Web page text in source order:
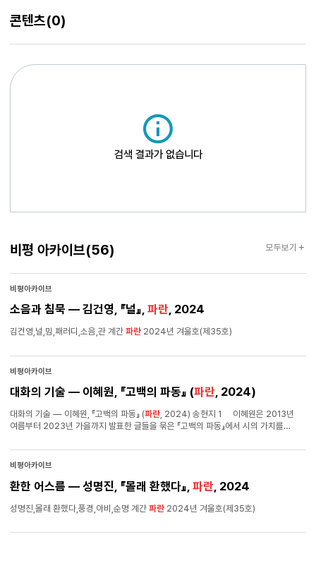
계시는 거냐구요. 가셔야 될 길이 바로 여기에 있지 않습니까?" 정현수는 그런 말을
하면서 컴퓨터 모니터를 가리켰다. 그의 손가락 끝엔 커다랗게 '글틴' 이라는 홈페이지
메인 로고가 있었다. 나는 순간 마음속에 뭔가 울컥하고 치솟아 오르는 기분에 몸을
기분이였다. "진명훈님, 도움이 필요하시면 언제든지 찾아오세요.
콘텐츠(0)
검색 결과가 없습니다
비평 아카이브(56)
비평아카이브
소음과 침묵 ― 김건영, 『널』, 파란, 2024
김건영,널,밈,패러디,소음,관 계간 파란 2024년 겨울호(제35호)
비평아카이브
대화의 기술 — 이혜원, 『고백의 파동』 (파란, 2024)
대화의 기술 — 이혜원, 『고백의 파동』 (파란 , 2024) 송현지 1 이혜원은 2013년
여름부터 2023년 가을까지 발표한 글들을 묶은 『고백의 파동』에서 시의 가치를
대화술은 물질과의 전면적 대화가 필요한 현재의 시점에서 주목해 보아야 할 특별한
기술이다”(7)1). 코로나19를 지나며 물질의 생기를 실감하게 된 지금, 물질의 언어에
그러한 대화를 실천하며 “신유물론적 사유를 선취”(7)해왔음을 가리킨다. 이러한
수행해 온 실천으로 새롭게 정의된다. 그런데 이 정의에서 그가 시 비평을 “시의
비평아카이브
환한 어스름 ― 성명진, 『몰래 환했다』, 파란 , 2024
성명진,몰래 환했다,풍경,아비,순명 계간 파란 2024년 겨울호(제35호)
비평아카이브
모두보기